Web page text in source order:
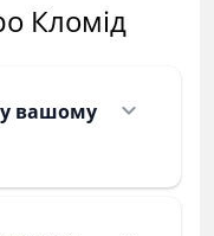
Кломід
у вашому